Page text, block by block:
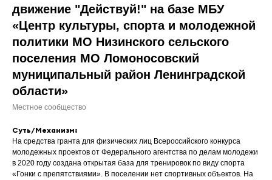
движение "Действуй!" на базе МБУ
«Центр культуры, спорта и молодежной
политики МО Низинского сельского
поселения МО Ломоносовский
муниципальный район Ленинградской
области»
Местное сообщество
Суть/Механизм:
На средства гранта для физических лиц Всероссийского конкурса
молодежных проектов от Федерального агентства по делам молодежи
в 2020 году создана открытая база для тренировок по виду спорта
«Гонки с препятствиями». В поселении нет спортивных объектов. На